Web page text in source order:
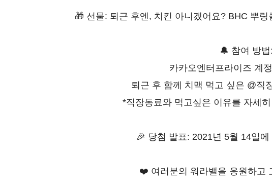
🎁 선물: 퇴근 후엔, 치킨 아니겠어요? BHC 뿌
🔔 참여 방법:
카카오엔터프라이즈 계
퇴근 후 함께 치맥 먹고 싶은 @직
*직장동료와 먹고싶은 이유를 자세
🎉 당첨 발표: 2021년 5월 14일
❤️ 여러분의 워라밸을 응원하고